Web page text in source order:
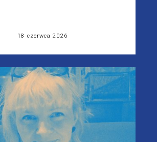
18 czerwca 2026